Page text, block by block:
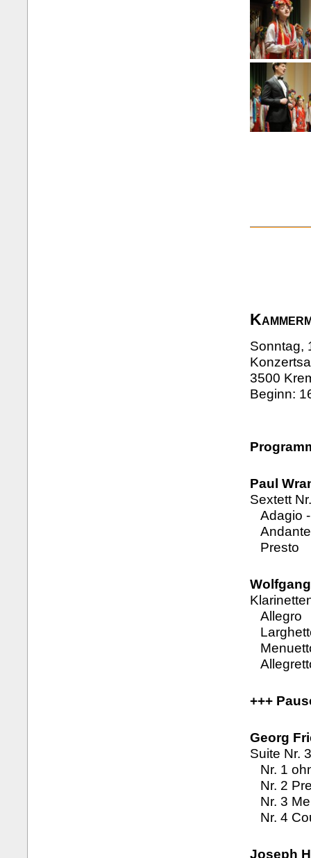
Sonntag,
3500
Beginn:
Paul
Sextett
Adagio
Andante
Presto
Allegro
+++
Georg
Suite Nr.
Nr. 1
Nr. 2
Nr. 3
Nr. 4
Joseph